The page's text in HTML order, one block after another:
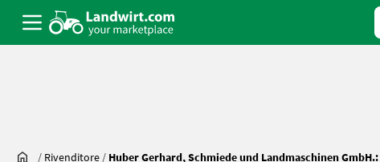
/ Rivenditore / Huber Gerhard, Schmiede und Landmaschinen GmbH.: